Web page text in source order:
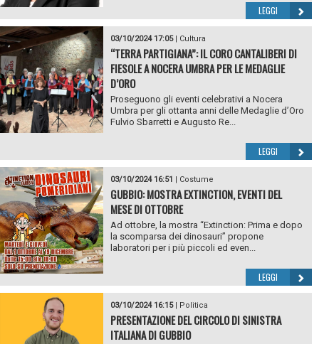
LEGGI
03/10/2024 17:05| Cultura
“TERRA PARTIGIANA”: IL CORO CANTALIBERI DI
FIESOLE A NOCERA UMBRA PER LE MEDAGLIE
D’ORO
Proseguono gli eventi celebrativi a Nocera
Umbra per gli ottanta anni delle Medaglie d’Oro
Fulvio Sbarretti e Augusto Re...
LEGGI
03/10/2024 16:51 | Costume
GUBBIO: MOSTRA EXTINCTION, EVENTI DEL
MESE DI OTTOBRE
Ad ottobre, la mostra “Extinction: Prima e dopo
la scomparsa dei dinosauri” propone
laboratori per i più piccoli ed even...
LEGGI
03/10/2024 16:15| Politica
PRESENTAZIONE DEL CIRCOLO DI SINISTRA
ITALIANA DI GUBBIO